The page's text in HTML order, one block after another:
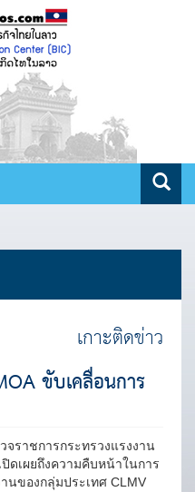
เกาะติดข่าว
ขับเคลื่อนการ
ราชการกระทรวงแรงงาน
ดเผยถึงความคืบหน้าในการ
นของกลุ่มประเทศ CLMV